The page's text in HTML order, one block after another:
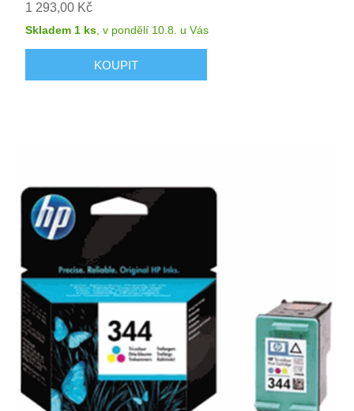
1 293,00 Kč
Skladem 1 ks,v pondělí 10.8. u Vás